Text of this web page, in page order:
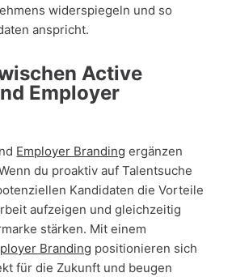
widerspiegeln und so
anspricht.
Active
Employer
Employer Branding ergänzen
du proaktiv auf Talentsuche
Kandidaten die Vorteile
aufzeigen und gleichzeitig
stärken. Mit einem
Branding positionieren sich
für die Zukunft und beugen